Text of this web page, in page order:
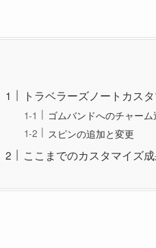
トラベラーズノートカス
ゴムバンドへのチャーム
スピンの追加と変更
ここまでのカスタマイズ